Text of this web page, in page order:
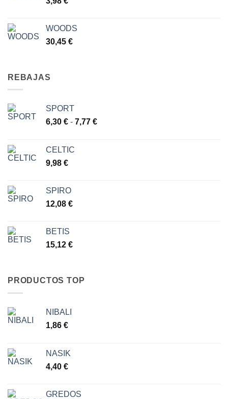
WOODS
30,45 €
REBAJAS
SPORT
6,30 € - 7,77 €Rango
CELTIC
9,98 €
SPIRO
12,08 €
BETIS
15,12 €
PRODUCTOS TOP
NIBALI
1,86 €
NASIK
4,40 €
GREDOS